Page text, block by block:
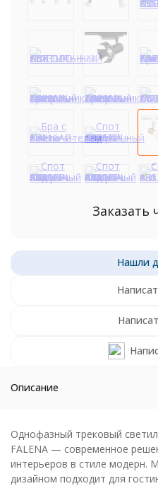
Заказать
Описание
Однофазный трековый
FALENA — современное
интерьеров в стиле модерн.
дизайном подходит для